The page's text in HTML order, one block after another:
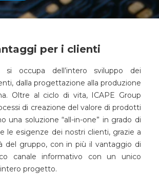
per i clienti
si occupa dell’intero sviluppo dei
dalla progettazione alla produzione
Oltre al ciclo di vita, ICAPE Group
di creazione del valore di prodotti
una soluzione “all-in-one” in grado di
le esigenze dei nostri clienti, grazie a
del gruppo, con in più il vantaggio di
canale informativo con un unico
progetto.